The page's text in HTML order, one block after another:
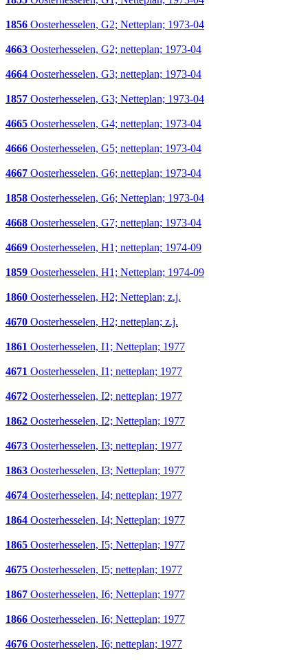
1856 Oosterhesselen, G2; Netteplan; 1973-04
4663 Oosterhesselen, G2; netteplan; 1973-04
4664 Oosterhesselen, G3; netteplan; 1973-04
1857 Oosterhesselen, G3; Netteplan; 1973-04
4665 Oosterhesselen, G4; netteplan; 1973-04
4666 Oosterhesselen, G5; netteplan; 1973-04
4667 Oosterhesselen, G6; netteplan; 1973-04
1858 Oosterhesselen, G6; Netteplan; 1973-04
4668 Oosterhesselen, G7; netteplan; 1973-04
4669 Oosterhesselen, H1; netteplan; 1974-09
1859 Oosterhesselen, H1; Netteplan; 1974-09
1860 Oosterhesselen, H2; Netteplan; z.j.
4670 Oosterhesselen, H2; netteplan; z.j.
1861 Oosterhesselen, I1; Netteplan; 1977
4671 Oosterhesselen, I1; netteplan; 1977
4672 Oosterhesselen, I2; netteplan; 1977
1862 Oosterhesselen, I2; Netteplan; 1977
4673 Oosterhesselen, I3; netteplan; 1977
1863 Oosterhesselen, I3; Netteplan; 1977
4674 Oosterhesselen, I4; netteplan; 1977
1864 Oosterhesselen, I4; Netteplan; 1977
1865 Oosterhesselen, I5; Netteplan; 1977
4675 Oosterhesselen, I5; netteplan; 1977
1867 Oosterhesselen, I6; Netteplan; 1977
1866 Oosterhesselen, I6; Netteplan; 1977
4676 Oosterhesselen, I6; netteplan; 1977